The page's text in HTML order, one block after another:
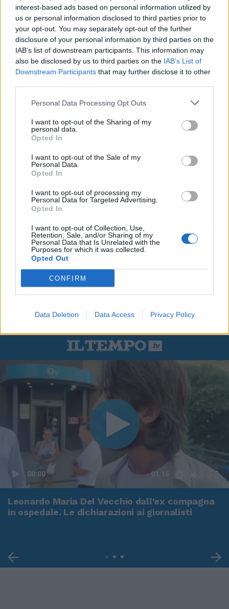
interest-based ads based on personal information utilized by
us or personal information disclosed to third parties prior to
your opt-out. You may separately opt-out of the further
disclosure of your personal information by third parties on the
IAB’s list of downstream participants. This information may
also be disclosed by us to third parties on the IAB’s List of
Downstream Participants that may further disclose it to other
Personal Data Processing Opt Outs
I want to opt-out of the Sharing of my
personal data.
Opted In
I want to opt-out of the Sale of my
Personal Data.
Opted In
I want to opt-out of processing my
Personal Data for Targeted Advertising.
Opted In
I want to opt-out of Collection, Use,
Retention, Sale, and/or Sharing of my
Personal Data that Is Unrelated with the
Purposes for which it was collected.
Opted Out
CONFIRM
Data Deletion Data Access Privacy Policy
00:00 01:16
Leonardo Maria Del Vecchio dall'ex compagna
in ospedale. Le dichiarazioni ai giornalisti